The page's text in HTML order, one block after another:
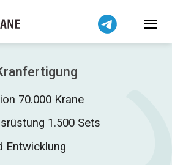
70.000 Krane
1.500 Sets
Entwicklung